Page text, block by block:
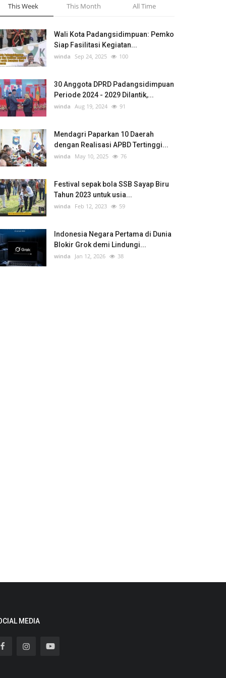
This Week This Month All Time
Wali Kota Padangsidimpuan: Pemko
Siap Fasilitasi Kegiatan...
winda Sep 24, 2025 100
30 Anggota DPRD Padangsidimpuan
Periode 2024 - 2029 Dilantik,...
winda Aug 19, 2024 91
Mendagri Paparkan 10 Daerah
dengan Realisasi APBD Tertinggi...
winda May 10, 2025 76
Festival sepak bola SSB Sayap Biru
Tahun 2023 untuk usia...
winda Feb 12, 2023 59
Indonesia Negara Pertama di Dunia
Blokir Grok demi Lindungi...
winda Jan 12, 2026 38
MEDIA